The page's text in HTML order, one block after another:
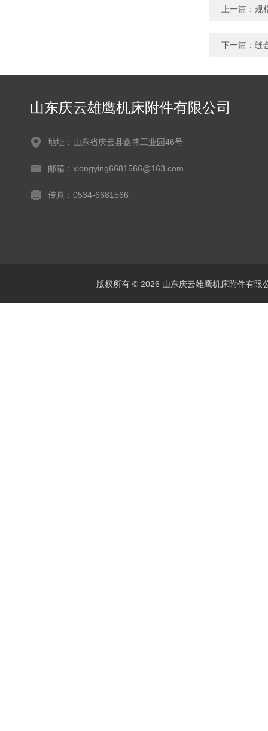
上一篇： 规
下一篇： 缝
山东庆云雄鹰机床附件有限公司
地址：山东省庆云县鑫盛工业园46号
邮箱：xiongying6681566@163.com
传真：0534-6681566
版权所有 © 2026 山东庆云雄鹰机床附件有